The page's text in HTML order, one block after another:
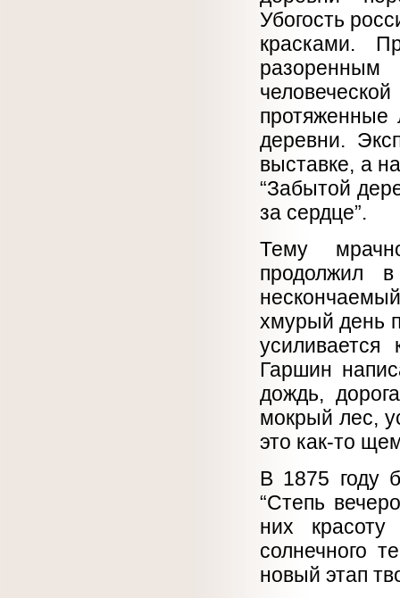
Убогость
красками.
протяженные
деревни.
выставке, а
“Забытой
за сердце”.
Тему
продолжил
хмурый день
Гаршин
дождь,
мокрый лес,
это как-то
В 1875 году
“Степь
них
солнечного
новый этап